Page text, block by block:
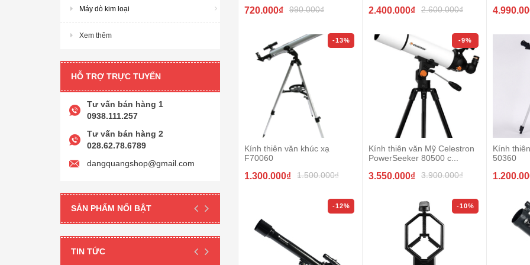
Máy dò kim loại
Xem thêm
HỖ TRỢ TRỰC TUYẾN
Tư vấn bán hàng 1
0938.111.257
Tư vấn bán hàng 2
028.62.78.6789
dangquangshop@gmail.com
SẢN PHẨM NỔI BẬT
TIN TỨC
720.000₫ 990.000₫
-13%
Kính thiên văn khúc xạ
F70060
1.300.000₫ 1.500.000₫
-12%
2.400.000₫ 2.600.000₫
-9%
Kính thiên văn Mỹ Celestron
PowerSeeker 80500 c...
3.550.000₫ 3.900.000₫
-10%
Kính
50360